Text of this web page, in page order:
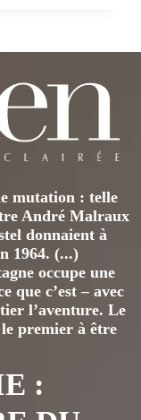
mutation : telle
André Malraux
donnaient à
1964. (...)
occupe une
que c’est – avec
l’aventure. Le
premier à être
: